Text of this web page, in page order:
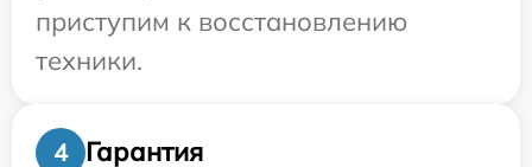
приступим к восстановлению
техники.
4 Гарантия